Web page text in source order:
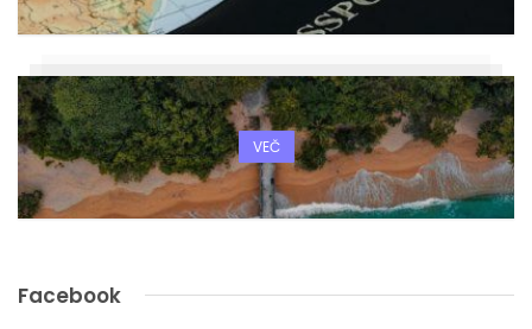
VEČ
Facebook